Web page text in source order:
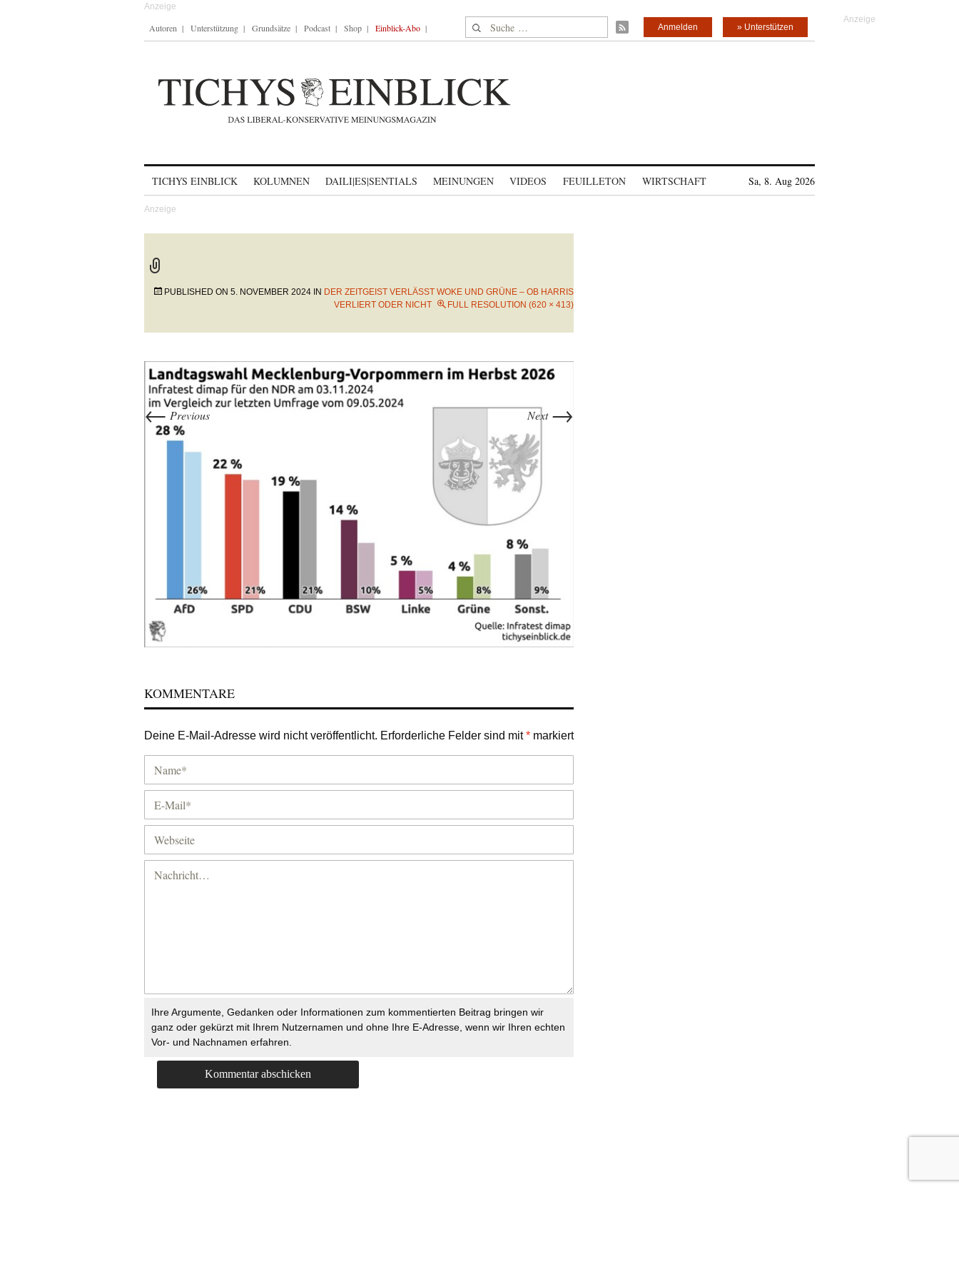
Autoren Unterstützung Grundsätze Podcast Shop Einblick-Abo Suche nach: » Unterstützen
Anmelden
TICHYS EINBLICK KOLUMNEN DAILI|ES|SENTIALS MEINUNGEN VIDEOS FEUILLETON WIRTSCHAFT Sa, 8. Aug 2026
PUBLISHED ON 5. NOVEMBER 2024 IN DER ZEITGEIST VERLÄSST WOKE UND GRÜNE – OB HARRIS
VERLIERT ODER NICHT
FULL RESOLUTION (620 × 413)
← Previous Next →
KOMMENTARE
Deine E-Mail-Adresse wird nicht veröffentlicht. Erforderliche Felder sind mit* markiert
Ihre Argumente, Gedanken oder Informationen zum kommentierten Beitrag bringen wir
ganz oder gekürzt mit Ihrem Nutzernamen und ohne Ihre E-Adresse, wenn wir Ihren echten
Vor- und Nachnamen erfahren.